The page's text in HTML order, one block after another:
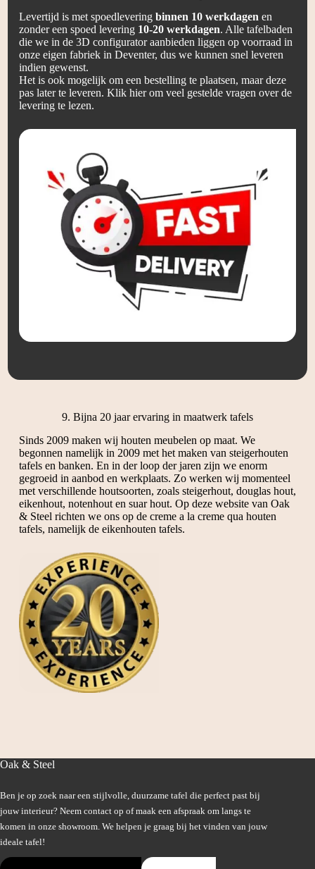
Levertijd is met spoedlevering binnen 10 werkdagen en
zonder een spoed levering 10-20 werkdagen. Alle tafelbaden
die we in de 3D configurator aanbieden liggen op voorraad in
onze eigen fabriek in Deventer, dus we kunnen snel leveren
indien gewenst.
Het is ook mogelijk om een bestelling te plaatsen, maar deze
pas later te leveren. Klik hier om veel gestelde vragen over de
levering te lezen.
9. Bijna 20 jaar ervaring in maatwerk tafels
Sinds 2009 maken wij houten meubelen op maat. We
begonnen namelijk in 2009 met het maken van steigerhouten
tafels en banken. En in der loop der jaren zijn we enorm
gegroeid in aanbod en werkplaats. Zo werken wij momenteel
met verschillende houtsoorten, zoals steigerhout, douglas hout,
eikenhout, notenhout en suar hout. Op deze website van Oak
& Steel richten we ons op de creme a la creme qua houten
tafels, namelijk de eikenhouten tafels.
Oak & Steel
Ben je op zoek naar een stijlvolle, duurzame tafel die perfect past bij
jouw interieur? Neem contact op of maak een afspraak om langs te
komen in onze showroom. We helpen je graag bij het vinden van jouw
ideale tafel!